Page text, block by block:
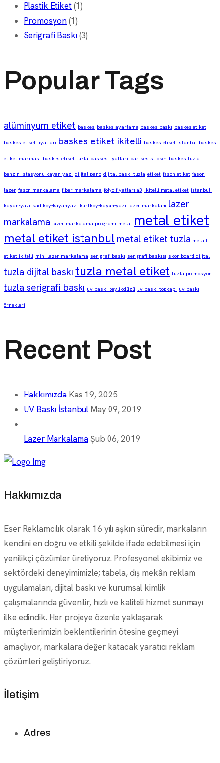
Plastik Etiket(1)
Promosyon(1)
Serigrafi Baskı(3)
Popular Tags
alüminyum etiket baskes baskes ayarlama baskes baskı baskes etiket
baskes etiket fiyatları baskes etiket ikitelli baskes etiket istanbul baskes
etiket makinası baskes etiket tuzla baskes fiyatları bas kes sticker baskes tuzla
benzin-istasyonu-kayan-yazı dijital-pano dijital baskı tuzla etiket fason etiket fason
lazer fason markalama fiber markalama folyo fiyatları a3 ikitelli metal etiket istanbul-
kayan-yazı kadıköy-kayanyazı kurtköy-kayan-yazı lazer markalam lazer
markalama lazer markalama programı metal metal etiket
metal etiket istanbul metal etiket tuzla metall
etiket ikitelli mini lazer markalama serigrafi baskı serigrafi baskısı skor board-dijital
tuzla dijital baskı tuzla metal etiket tuzla promosyon
tuzla serigrafi baskı uv baskı beylikdüzü uv baskı topkapı uv baskı
örnekleri
Recent Post
Hakkımızda Kas 19, 2025
UV Baskı İstanbul May 09, 2019
Lazer Markalama Şub 06, 2019
Hakkımızda
Eser Reklamcılık olarak 16 yılı aşkın süredir, markaların
kendini en doğru ve etkili şekilde ifade edebilmesi için
yenilikçi çözümler üretiyoruz. Profesyonel ekibimiz ve
sektördeki deneyimimizle; tabela, dış mekân reklam
uygulamaları, dijital baskı ve kurumsal kimlik
çalışmalarında güvenilir, hızlı ve kaliteli hizmet sunmayı
ilke edindik. Her projeye özenle yaklaşarak
müşterilerimizin beklentilerinin ötesine geçmeyi
amaçlıyor, markalara değer katacak yaratıcı reklam
çözümleri geliştiriyoruz.
İletişim
Adres